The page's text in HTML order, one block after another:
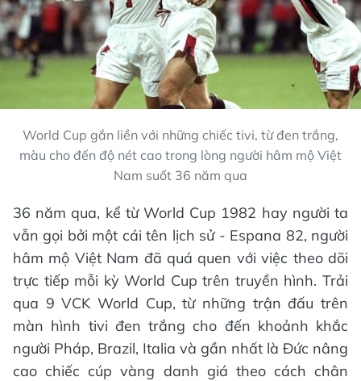
World Cup gắn liền với những chiếc tivi, từ đen trắng,
màu cho đến độ nét cao trong lòng người hâm mộ Việt
Nam suốt 36 năm qua
36 năm qua, kể từ World Cup 1982 hay người ta
vẫn gọi bởi một cái tên lịch sử - Espana 82, người
hâm mộ Việt Nam đã quá quen với việc theo dõi
trực tiếp mỗi kỳ World Cup trên truyền hình. Trải
qua 9 VCK World Cup, từ những trận đấu trên
màn hình tivi đen trắng cho đến khoảnh khắc
người Pháp, Brazil, Italia và gần nhất là Đức nâng
cao chiếc cúp vàng danh giá theo cách chân